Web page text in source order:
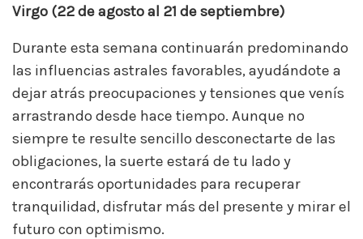
Virgo (22 de agosto al 21 de septiembre)
Durante esta semana continuarán predominando
las influencias astrales favorables, ayudándote a
dejar atrás preocupaciones y tensiones que venís
arrastrando desde hace tiempo. Aunque no
siempre te resulte sencillo desconectarte de las
obligaciones, la suerte estará de tu lado y
encontrarás oportunidades para recuperar
tranquilidad, disfrutar más del presente y mirar el
futuro con optimismo.